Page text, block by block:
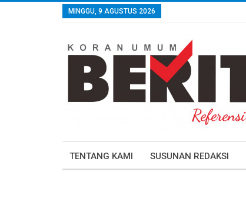
MINGGU, 9 AGUSTUS 2026
TENTANG KAMI SUSUNAN REDAKSI